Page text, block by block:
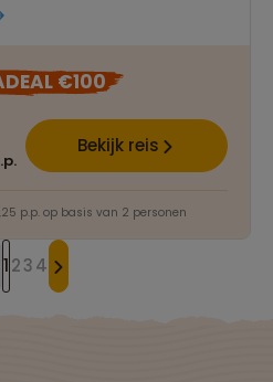
€100
Bekijk reis
p.p. op basis van 2 personen
1234